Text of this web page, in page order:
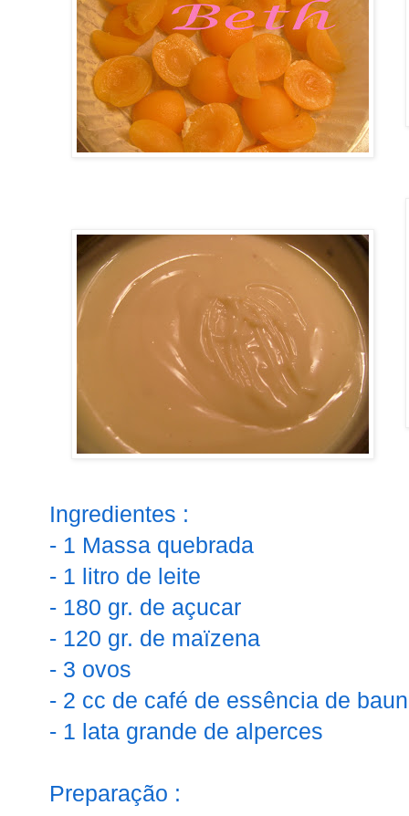
Ingredientes :
- 1 Massa quebrada
- 1 litro de leite
- 180 gr. de açucar
- 120 gr. de maïzena
- 3 ovos
- 2 cc de café de essência de
- 1 lata grande de alperces
Preparação :